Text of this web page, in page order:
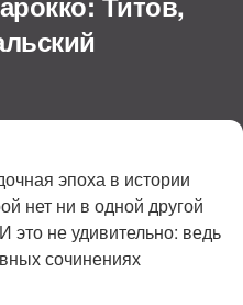
эпоха в истории
нет ни в одной другой
это не удивительно: ведь
сочинениях
инструментальной